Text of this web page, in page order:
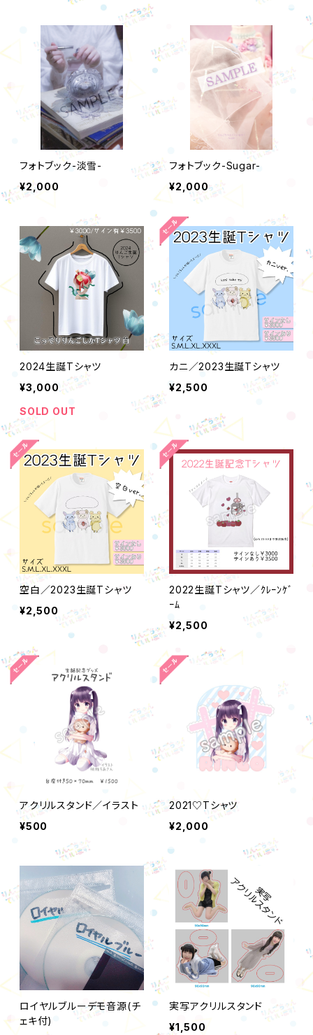
フォトブック-淡雪-
¥2,000
フォトブック-Sugar-
¥2,000
2024生誕Tシャツ
¥3,000
SOLD OUT
カニ／2023生誕Tシャツ
¥2,500
空白／2023生誕Tシャツ
¥2,500
2022生誕Tシャツ／ｸﾚｰﾝｹﾞ
ｰﾑ
¥2,500
アクリルスタンド／イラスト
¥500
2021♡Tシャツ
¥2,000
ロイヤルブルーデモ音源(チ
ェキ付)
実写アクリルスタンド
¥1,500